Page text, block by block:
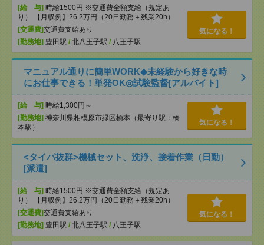
[給 与] 時給1500円 ※交通費全額支給（規定あ
り） 【月収例】26.2万円（20日勤務＋残業20h）
[交通費]交通費支給あり
[勤務地] 豊田駅 / 北八王子駅 / 八王子駅
気になる！
マニュアル通りに簡単WORK◆未経験から好きな時
にお仕事できる！単発OK◎試験監督[アルバイト]
[給 与] 時給1,300円～
[勤務地] 神奈川県相模原市緑区橋本（最寄り駅：橋
本駅）
気になる！
<タイパ抜群>機械セット、洗浄、接着作業（日勤）
[派遣]
[給 与] 時給1500円 ※交通費全額支給（規定あ
り） 【月収例】26.2万円（20日勤務＋残業20h）
[交通費]交通費支給あり
[勤務地] 豊田駅 / 北八王子駅 / 八王子駅
気になる！